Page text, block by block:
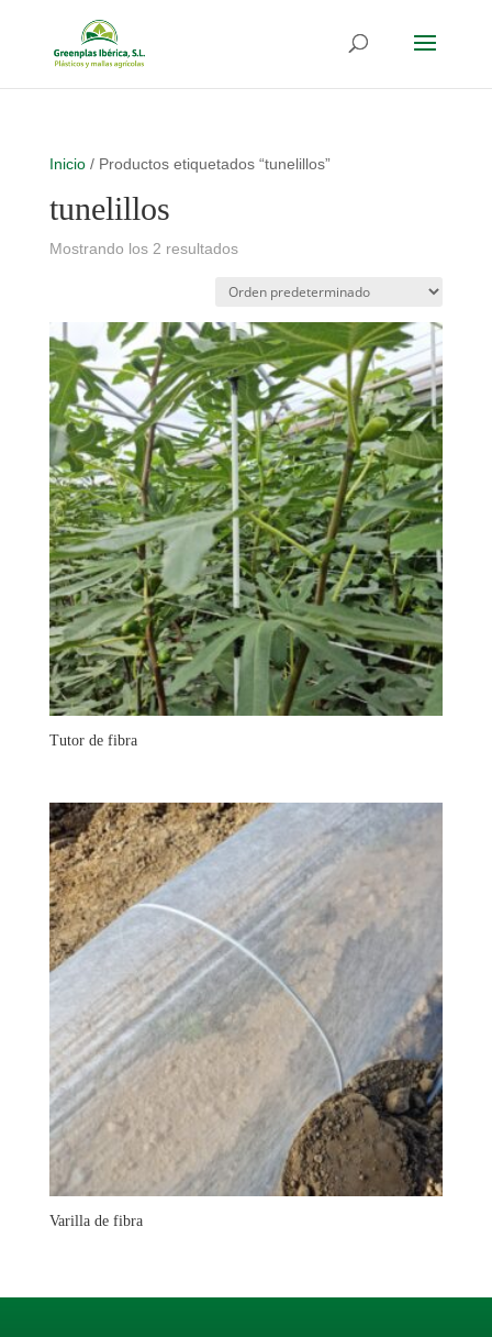
Inicio/ Productos etiquetados “tunelillos”
tunelillos
Mostrando los 2 resultados
Tutor de fibra
Varilla de fibra